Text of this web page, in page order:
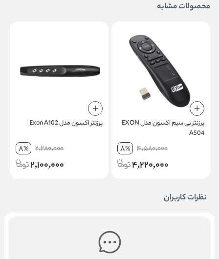
محصولات مشابه
پرزنتر بی سیم اکسون مدل EXON
A504
4,580,000
8%
4,220,000
پرزنتر اکسون مدل Exon A102
2,280,000
8%
2,100,000
نظرات کاربران